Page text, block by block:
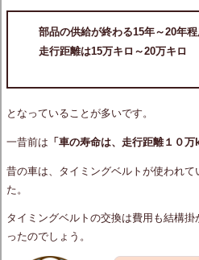
部品の供給が終わる15年～20年
走行距離は15万キロ～20万キロ
となっていることが多いです。
一昔前は 「車の寿命は、走行距離１０万
昔の車は、タイミングベルトが使われて
た。
タイミングベルトの交換は費用も結構
ったのでしょう。